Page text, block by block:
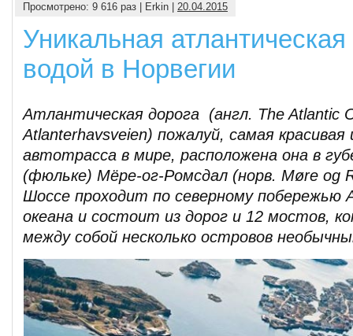
Просмотрено: 9 616 раз | Erkin | 20.04.2015
Уникальная
водой в Норвегии
Атлантическая дорога (англ. The Atlantic
Atlanterhavsveien) пожалуй, самая красивая
автотрасса в мире, расположена она в
(фюльке) Мёре-ог-Ромсдал (норв. Møre og
Шоссе проходит по северному побережью
океана и состоит из дорог и 12 мостов,
между собой несколько островов